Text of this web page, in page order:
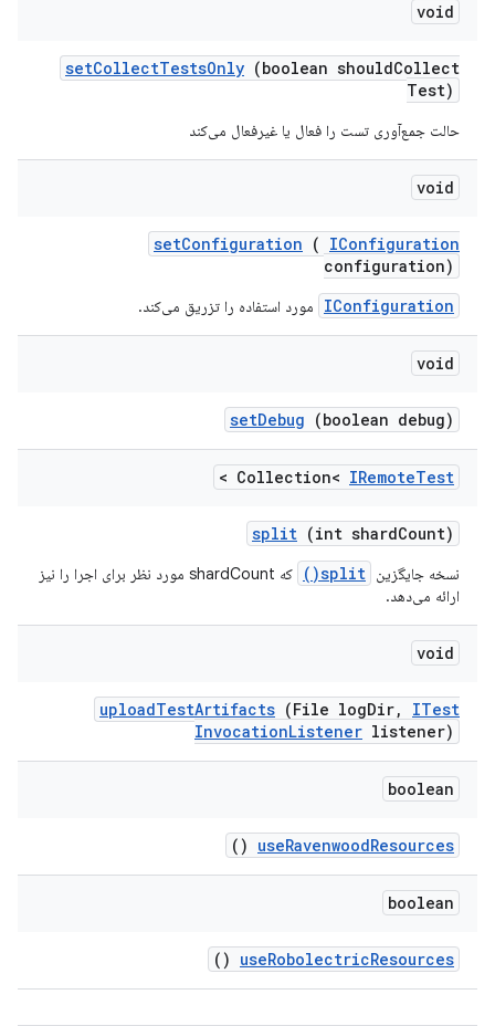
void
setCollectTestsOnly (boolean shouldCollect
Test)
حالت جمع‌آوری تست را فعال یا غیرفعال می‌کند
void
setConfiguration ( IConfiguration
configuration)
IConfiguration
مورد استفاده را تزریق می‌کند.
void
setDebug (boolean debug)
Collection< IRemoteTest
>
split (int shardCount)
نسخه جایگزین split()
که shardCount مورد نظر برای اجرا را نیز
ارائه می‌دهد.
void
uploadTestArtifacts (File logDir,
ITest
InvocationListener listener)
boolean
useRavenwoodResources
()
boolean
useRobolectricResources
()